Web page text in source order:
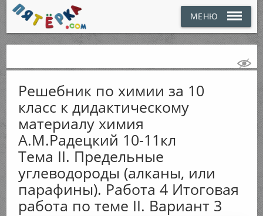
МЕНЮ
Решебник по химии за 10
класс к дидактическому
материалу химия
А.М.Радецкий 10-11кл
Тема II. Предельные
углеводороды (алканы, или
парафины). Работа 4 Итоговая
работа по теме II. Вариант 3